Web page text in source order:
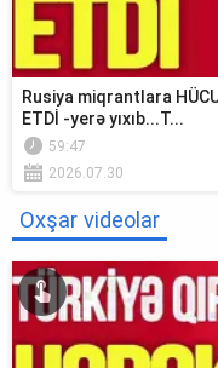
Rusiya miqrantlara
ETDİ -yerə yıxıb...T...
59:47
2026.07.30
Oxşar videolar